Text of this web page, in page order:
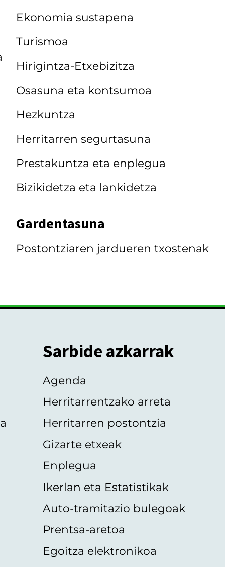
Ekonomia sustapena
Turismoa
Hirigintza-Etxebizitza
Osasuna eta kontsumoa
Hezkuntza
Herritarren segurtasuna
Prestakuntza eta enplegua
Bizikidetza eta lankidetza
Gardentasuna
Postontziaren jardueren txostenak
Sarbide azkarrak
Agenda
Herritarrentzako arreta
Herritarren postontzia
Gizarte etxeak
Enplegua
Ikerlan eta Estatistikak
Auto-tramitazio bulegoak
Prentsa-aretoa
Egoitza elektronikoa